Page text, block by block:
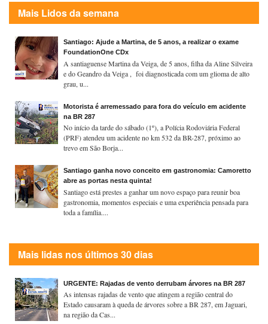
Mais Lidos da semana
Santiago: Ajude a Martina, de 5 anos, a realizar o exame
FoundationOne CDx
A santiaguense Martina da Veiga, de 5 anos, filha da Aline Silveira
e do Geandro da Veiga , foi diagnosticada com um glioma de alto
grau, u...
Motorista é arremessado para fora do veículo em acidente
na BR 287
No início da tarde do sábado (1º), a Polícia Rodoviária Federal
(PRF) atendeu um acidente no km 532 da BR-287, próximo ao
trevo em São Borja...
Santiago ganha novo conceito em gastronomia: Camoretto
abre as portas nesta quinta!
Santiago está prestes a ganhar um novo espaço para reunir boa
gastronomia, momentos especiais e uma experiência pensada para
toda a família....
Mais lidas nos últimos 30 dias
URGENTE: Rajadas de vento derrubam árvores na BR 287
As intensas rajadas de vento que atingem a região central do
Estado causaram à queda de árvores sobre a BR 287, em Jaguari,
na região da Cas...